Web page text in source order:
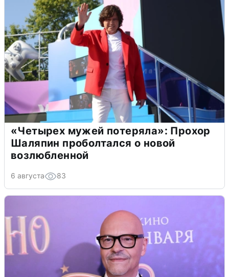
«Четырех мужей потеряла»: Прохор
Шаляпин проболтался о новой
возлюбленной
6 августа 83